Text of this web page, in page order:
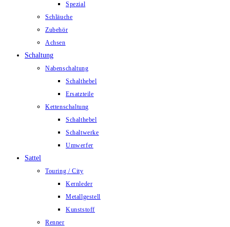
Spezial
Schläuche
Zubehör
Achsen
Schaltung
Nabenschaltung
Schalthebel
Ersatzteile
Kettenschaltung
Schalthebel
Schaltwerke
Umwerfer
Sattel
Touring / City
Kernleder
Metallgestell
Kunststoff
Renner